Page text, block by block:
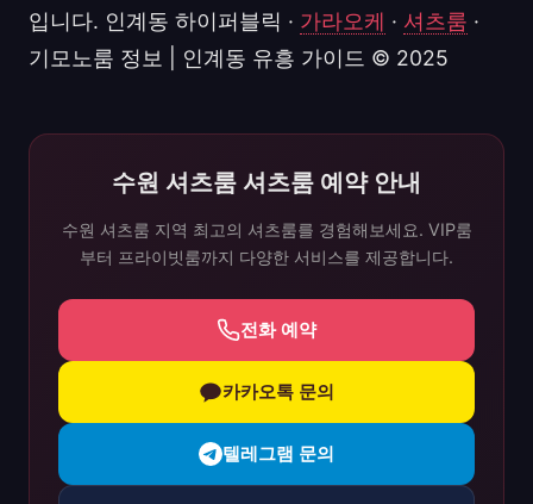
입니다. 인계동 하이퍼블릭 · 가라오케 · 셔츠룸 ·
기모노룸 정보 | 인계동 유흥 가이드 © 2025
수원 셔츠룸 셔츠룸 예약 안내
수원 셔츠룸 지역 최고의 셔츠룸를 경험해보세요. VIP룸
부터 프라이빗룸까지 다양한 서비스를 제공합니다.
전화 예약
카카오톡 문의
텔레그램 문의